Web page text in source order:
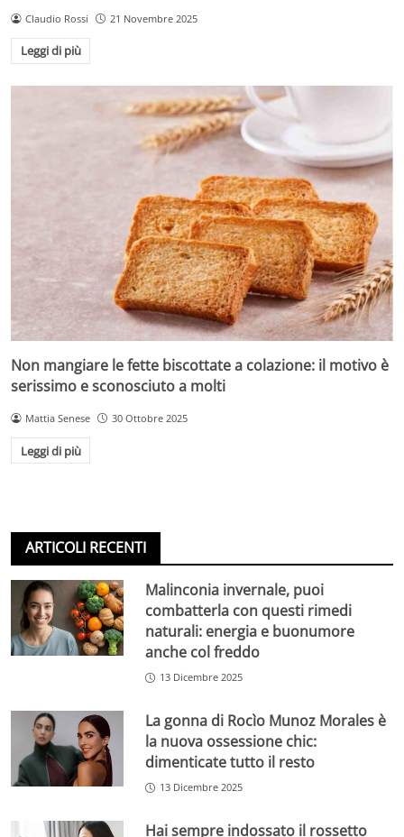
Claudio Rossi 21 Novembre 2025
Leggi di più
Non mangiare le fette biscottate a colazione: il motivo è
serissimo e sconosciuto a molti
Mattia Senese 30 Ottobre 2025
Leggi di più
ARTICOLI RECENTI
Malinconia invernale, puoi
combatterla con questi rimedi
naturali: energia e buonumore
anche col freddo
13 Dicembre 2025
La gonna di Rocìo Munoz Morales è
la nuova ossessione chic:
dimenticate tutto il resto
13 Dicembre 2025
Hai sempre indossato il rossetto